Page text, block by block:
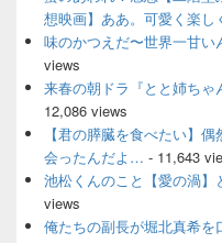
想映画】ああ。可愛く楽し
味のかつえだ〜世界一甘い
views
来春の朝ドラ『とと姉ち
12,086 views
【君の膵臓を食べたい】
会ったんだよ… - 11,643
池松くんのこと【愛の渦
views
俺たちの副長が堀北真希を